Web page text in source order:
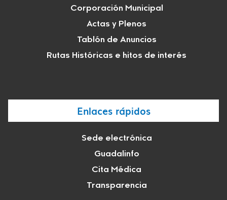
Corporación Municipal
Actas y Plenos
Tablón de Anuncios
Rutas Históricas e hitos de interés
Enlaces rápidos
Sede electrónica
Guadalinfo
Cita Médica
Transparencia